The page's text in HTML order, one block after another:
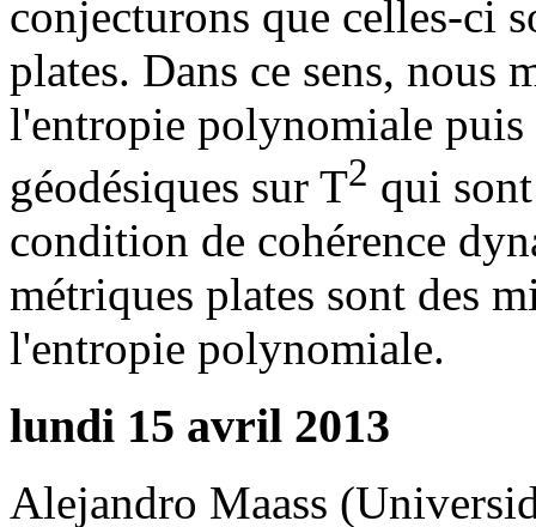
conjecturons que celles-ci
plates. Dans ce sens, nous
l'entropie polynomiale puis
géodésiques sur T2 qui
condition de cohérence
métriques plates sont des
l'entropie polynomiale.
lundi 15 avril 2013
Alejandro Maass